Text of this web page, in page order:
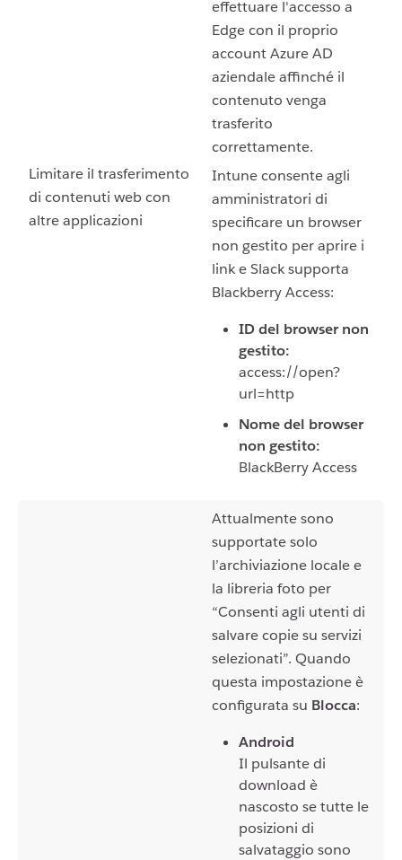
Limitare il trasferimento
di contenuti web con
altre applicazioni
effettuare l'accesso a
Edge con il proprio
account Azure AD
aziendale affinché il
contenuto venga
trasferito
correttamente.
Intune consente agli
amministratori di
specificare un browser
non gestito per aprire i
link e Slack supporta
Blackberry Access:
ID del browser non
gestito:
access://open?
url=http
Nome del browser
non gestito:
BlackBerry Access
Attualmente sono
supportate solo
l’archiviazione locale e
la libreria foto per
“Consenti agli utenti di
salvare copie su servizi
selezionati”. Quando
questa impostazione è
configurata su Blocca:
Android
Il pulsante di
download è
nascosto se tutte le
posizioni di
salvataggio sono